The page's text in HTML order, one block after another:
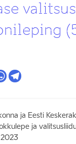
ja Eesti
ja